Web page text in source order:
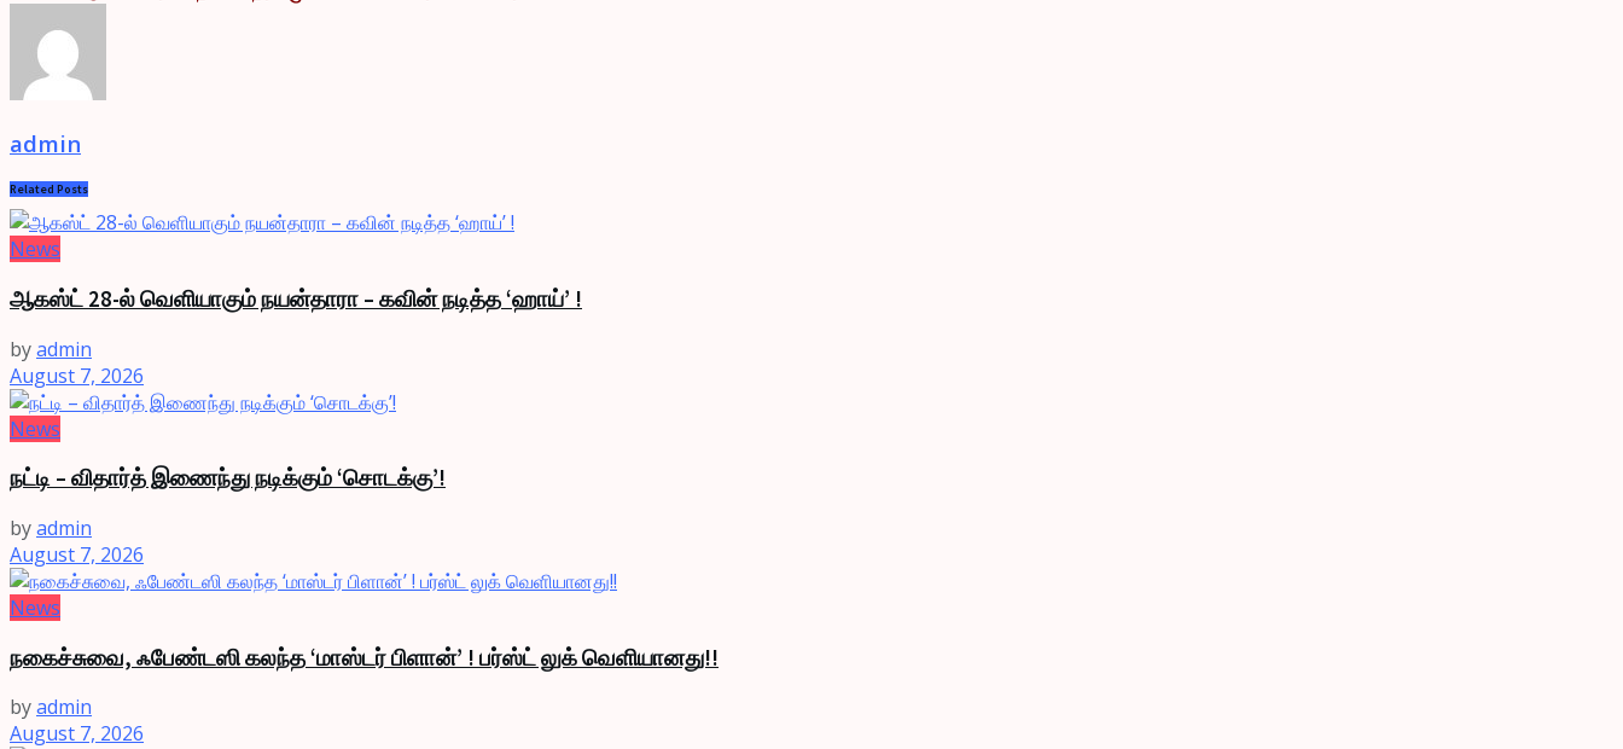
admin
Related Posts
News
ஆகஸ்ட் 28-ல் வெளியாகும் நயன்தாரா – கவின் நடித்த ‘ஹாய்’ !
byadmin
August 7, 2026
News
நட்டி – விதார்த் இணைந்து நடிக்கும் ‘சொடக்கு’!
byadmin
August 7, 2026
News
நகைச்சுவை, ஃபேண்டஸி கலந்த ‘மாஸ்டர் பிளான்’ ! பர்ஸ்ட் லுக் வெளியானது!!
byadmin
August 7, 2026